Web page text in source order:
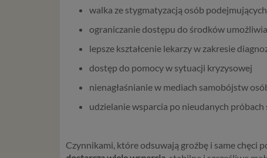
walka ze stygmatyzacją osób
ograniczanie dostępu do środków
lepsze kształcenie lekarzy w zakresie
dostęp do pomocy w sytuacji kryzysowej
nienagłaśnianie w mediach samobójstw
udzielanie wsparcia po nieudanych
Czynnikami, które odsuwają groźbę i same chęci
usług
2018 r. w
Czym
takimi